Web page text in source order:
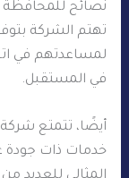
نصائح للمحافظة
تهتم الشركة
لمساعدتهم في
في المستقبل.
أيضًا، تتمتع
خدمات ذات جودة